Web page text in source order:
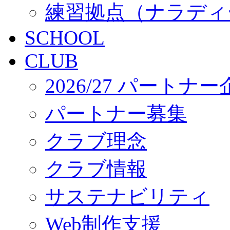
練習拠点（ナラデ
SCHOOL
CLUB
2026/27 パートナー
パートナー募集
クラブ理念
クラブ情報
サステナビリティ
Web制作支援